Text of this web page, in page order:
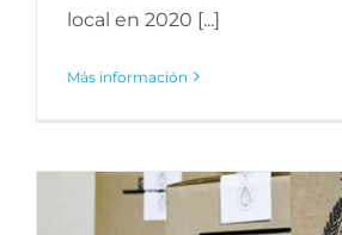
local en 2020 [...]
Más información